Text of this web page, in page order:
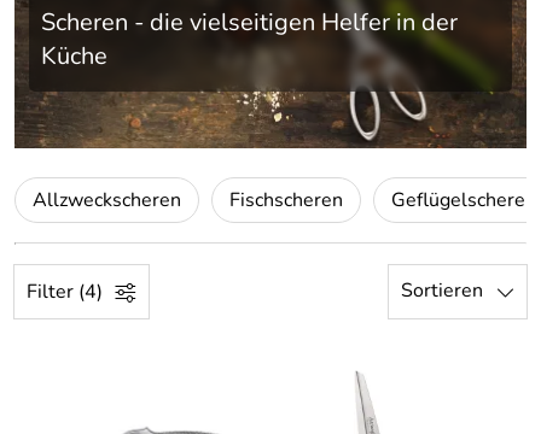
Scheren - die vielseitigen Helfer in der
Küche
Allzweckscheren Fischscheren Geflügelscheren
Filter (4) Sortieren